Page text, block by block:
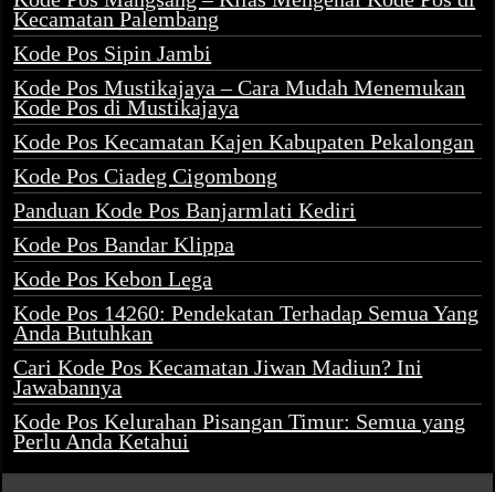
Kecamatan Palembang
Kode Pos Sipin Jambi
Kode Pos Mustikajaya – Cara Mudah Menemukan
Kode Pos di Mustikajaya
Kode Pos Kecamatan Kajen Kabupaten Pekalongan
Kode Pos Ciadeg Cigombong
Panduan Kode Pos Banjarmlati Kediri
Kode Pos Bandar Klippa
Kode Pos Kebon Lega
Kode Pos 14260: Pendekatan Terhadap Semua Yang
Anda Butuhkan
Cari Kode Pos Kecamatan Jiwan Madiun? Ini
Jawabannya
Kode Pos Kelurahan Pisangan Timur: Semua yang
Perlu Anda Ketahui